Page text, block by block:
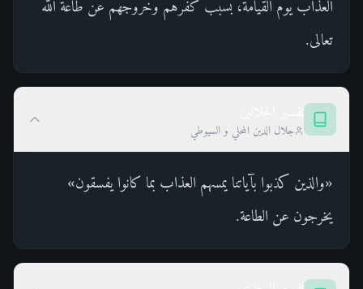
العذاب يوم القيامة، بسبب كفرهم وخروجهم عن طاعة الله
تعالى.
جلال الدين المحلي و السيوطي
«والذين كذبوا بآياتنا يمسهم العذاب بما كانوا يفسقون»
يخرجون عن الطاعة.